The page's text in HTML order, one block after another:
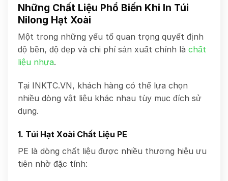
Những Chất Liệu Phổ Biến Khi In Túi
Nilong Hạt Xoài
Một trong những yếu tố quan trọng quyết định
độ bền, độ đẹp và chi phí sản xuất chính là chất
liệu nhựa.
Tại INKTC.VN, khách hàng có thể lựa chọn
nhiều dòng vật liệu khác nhau tùy mục đích sử
dụng.
1. Túi Hạt Xoài Chất Liệu PE
PE là dòng chất liệu được nhiều thương hiệu ưu
tiên nhờ đặc tính: